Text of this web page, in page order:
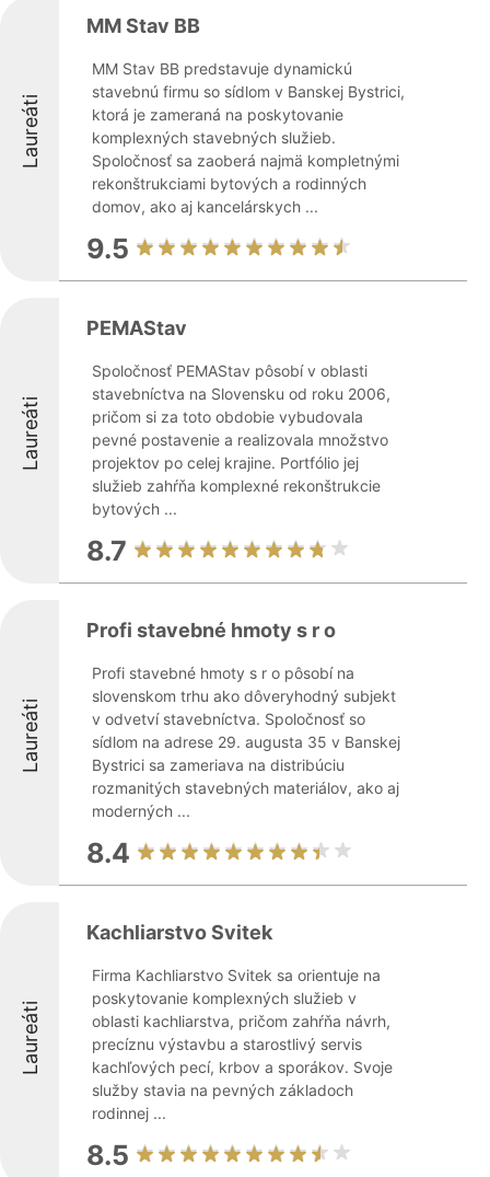
Laureáti
MM Stav BB
MM Stav BB predstavuje dynamickú
stavebnú firmu so sídlom v Banskej Bystrici,
ktorá je zameraná na poskytovanie
komplexných stavebných služieb.
Spoločnosť sa zaoberá najmä kompletnými
rekonštrukciami bytových a rodinných
domov, ako aj kancelárskych ...
9.5
Laureáti
PEMAStav
Spoločnosť PEMAStav pôsobí v oblasti
stavebníctva na Slovensku od roku 2006,
pričom si za toto obdobie vybudovala
pevné postavenie a realizovala množstvo
projektov po celej krajine. Portfólio jej
služieb zahŕňa komplexné rekonštrukcie
bytových ...
8.7
Laureáti
Profi stavebné hmoty s r o
Profi stavebné hmoty s r o pôsobí na
slovenskom trhu ako dôveryhodný subjekt
v odvetví stavebníctva. Spoločnosť so
sídlom na adrese 29. augusta 35 v Banskej
Bystrici sa zameriava na distribúciu
rozmanitých stavebných materiálov, ako aj
moderných ...
8.4
Laureáti
Kachliarstvo Svitek
Firma Kachliarstvo Svitek sa orientuje na
poskytovanie komplexných služieb v
oblasti kachliarstva, pričom zahŕňa návrh,
precíznu výstavbu a starostlivý servis
kachľových pecí, krbov a sporákov. Svoje
služby stavia na pevných základoch
rodinnej ...
8.5